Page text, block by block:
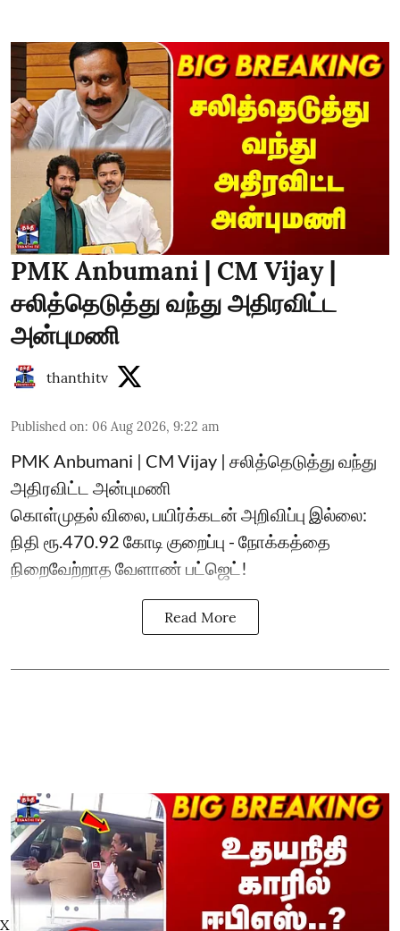
PMK Anbumani | CM Vijay |
சலித்தெடுத்து வந்து அதிரவிட்ட
அன்புமணி
thanthitv
Published on: 06 Aug 2026, 9:22 am
PMK Anbumani | CM Vijay | சலித்தெடுத்து வந்து
அதிரவிட்ட அன்புமணி
கொள்முதல் விலை, பயிர்க்கடன் அறிவிப்பு இல்லை:
நிதி ரூ.470.92 கோடி குறைப்பு - நோக்கத்தை
நிறைவேற்றாத வேளாண் பட்ஜெட்!
Read More
X